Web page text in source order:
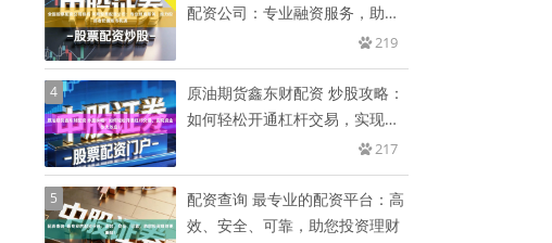
配资公司：专业融资服务，助力
219
4
原油期货鑫东财配资 炒股攻略：
如何轻松开通杠杆交易，实现资
217
5
配资查询 最专业的配资平台：高
效、安全、可靠，助您投资理财